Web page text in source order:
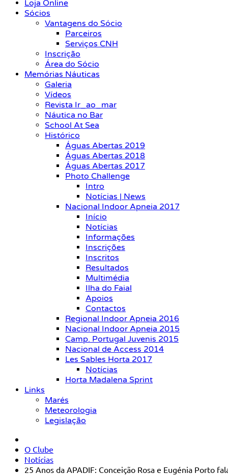
Loja Online
Sócios
Vantagens do Sócio
Parceiros
Serviços CNH
Inscrição
Área do Sócio
Memórias Náuticas
Galeria
Vídeos
Revista Ir_ao_mar
Náutica no Bar
School At Sea
Histórico
Águas Abertas 2019
Águas Abertas 2018
Águas Abertas 2017
Photo Challenge
Intro
Notícias | News
Nacional Indoor Apneia 2017
Início
Notícias
Informações
Inscrições
Inscritos
Resultados
Multimédia
Ilha do Faial
Apoios
Contactos
Regional Indoor Apneia 2016
Nacional Indoor Apneia 2015
Camp. Portugal Juvenis 2015
Nacional de Access 2014
Les Sables Horta 2017
Notícias
Horta Madalena Sprint
Links
Marés
Meteorologia
Legislação
O Clube
Notícias
25 Anos da APADIF: Conceição Rosa e Eugénia Porto